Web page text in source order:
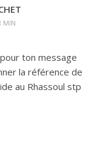
MIN
ton message
la référence de
au Rhassoul stp